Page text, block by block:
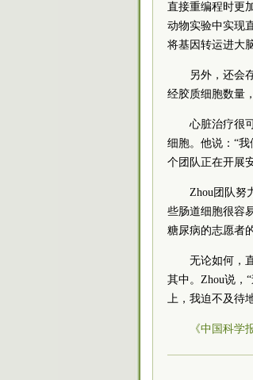
直接重编程时更
动物实验中实现
将基因转运进大
另外，还会
经胶质细胞数量
心脏治疗很
细胞。他说：“
个团队正在开展
Zhou团队努
些肠道细胞很容
糖尿病的志愿者
无论如何，
其中。Zhou说，
上，我迫不及待
《中国科学